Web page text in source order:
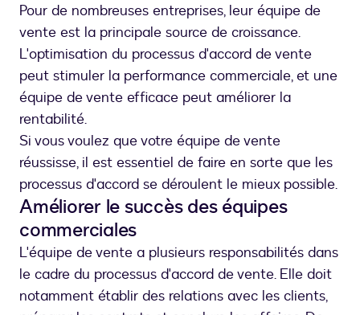
Pour de nombreuses entreprises, leur équipe de
vente est la principale source de croissance.
L'optimisation du processus d'accord de vente
peut stimuler la performance commerciale, et une
équipe de vente efficace peut améliorer la
rentabilité.
Si vous voulez que votre équipe de vente
réussisse, il est essentiel de faire en sorte que les
processus d'accord se déroulent le mieux possible.
Améliorer le succès des équipes
commerciales
L'équipe de vente a plusieurs responsabilités dans
le cadre du processus d'accord de vente. Elle doit
notamment établir des relations avec les clients,